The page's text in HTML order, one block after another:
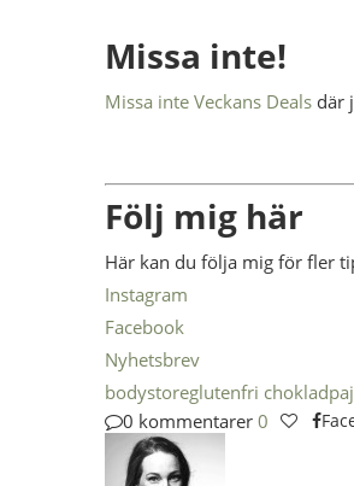
Missa inte!
Missa inte Veckans Deals där
Följ mig här
Här kan du följa mig för fler
Instagram
Facebook
Nyhetsbrev
bodystoreglutenfri chokladpaj
0 kommentarer 0